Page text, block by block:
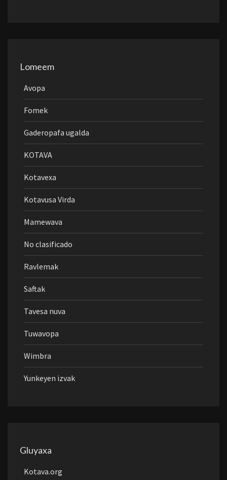
Lomeem
Avopa
Fomek
Gaderopafa ugalda
KOTAVA
Kotavexa
Kotavusa Virda
Mamewava
No clasificado
Ravlemak
Saftak
Tavesa nuva
Tuwavopa
Wimbra
Yunkeyen izvak
Gluyaxa
Kotava.org